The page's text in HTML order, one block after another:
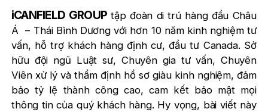
iCANFIELD GROUPtập đoàn di trú hàng đầu Châu
Á – Thái Bình Dương với hơn 10 năm kinh nghiệm tư
vấn, hỗ trợ khách hàng định cư, đầu tư Canada. Sở
hữu đội ngũ Luật sư, Chuyên gia tư vấn, Chuyên
Viên xử lý và thẩm định hồ sơ giàu kinh nghiệm, đảm
bảo tỷ lệ thành công cao, cam kết bảo mật mọi
thông tin của quý khách hàng. Hy vọng, bài viết này